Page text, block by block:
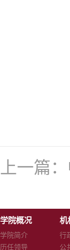
上一篇：
学院概况
学院简介
历任领导
机
行
公